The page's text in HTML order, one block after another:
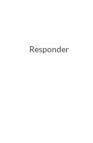
Responder